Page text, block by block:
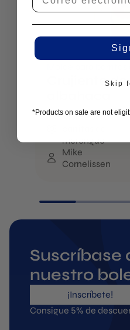
Crujiente de
Molde para
merengue
Mike
Cornelissen
Suscríbase
nuestro
¡Inscríbete!
Consigue 5% de
Skip
*Products on sale are not